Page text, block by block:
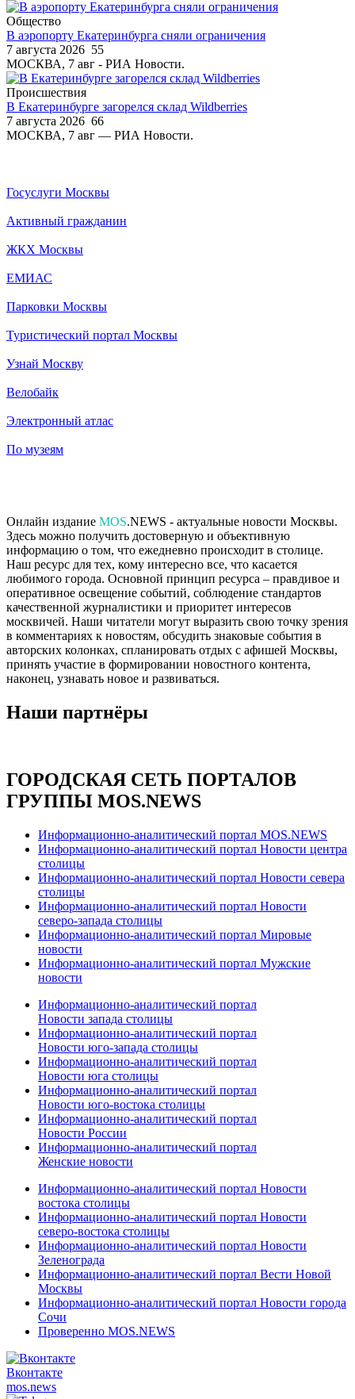
Общество
В аэропорту Екатеринбурга сняли ограничения
7 августа 2026 55
МОСКВА, 7 авг - РИА Новости.
Происшествия
В Екатеринбурге загорелся склад Wildberries
7 августа 2026 66
МОСКВА, 7 авг — РИА Новости.
Госуслуги Москвы
Активный гражданин
ЖКХ Москвы
ЕМИАС
Парковки Москвы
Туристический портал Москвы
Узнай Москву
Велобайк
Электронный атлас
По музеям
Онлайн издание MOS.NEWS - актуальные новости Москвы.
Здесь можно получить достоверную и объективную
информацию о том, что ежедневно происходит в столице.
Наш ресурс для тех, кому интересно все, что касается
любимого города. Основной принцип ресурса – правдивое и
оперативное освещение событий, соблюдение стандартов
качественной журналистики и приоритет интересов
москвичей. Наши читатели могут выразить свою точку зрения
в комментариях к новостям, обсудить знаковые события в
авторских колонках, спланировать отдых с афишей Москвы,
принять участие в формировании новостного контента,
наконец, узнавать новое и развиваться.
Наши партнёры
ГОРОДСКАЯ СЕТЬ ПОРТАЛОВ
ГРУППЫ MOS.NEWS
Информационно-аналитический портал MOS.NEWS
Информационно-аналитический портал Новости центра
столицы
Информационно-аналитический портал Новости севера
столицы
Информационно-аналитический портал Новости
северо-запада столицы
Информационно-аналитический портал Мировые
новости
Информационно-аналитический портал Мужские
новости
Информационно-аналитический портал
Новости запада столицы
Информационно-аналитический портал
Новости юго-запада столицы
Информационно-аналитический портал
Новости юга столицы
Информационно-аналитический портал
Новости юго-востока столицы
Информационно-аналитический портал
Новости России
Информационно-аналитический портал
Женские новости
Информационно-аналитический портал Новости
востока столицы
Информационно-аналитический портал Новости
северо-востока столицы
Информационно-аналитический портал Новости
Зеленограда
Информационно-аналитический портал Вести Новой
Москвы
Информационно-аналитический портал Новости города
Сочи
Проверенно MOS.NEWS
Вконтакте
mos.news